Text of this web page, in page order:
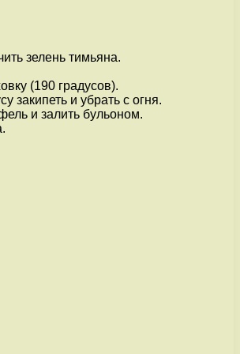
зелень тимьяна.
(190 градусов).
закипеть и убрать с огня.
и залить бульоном.